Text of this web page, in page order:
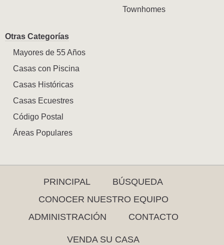
Townhomes
Otras Categorías
Mayores de 55 Años
Casas con Piscina
Casas Históricas
Casas Ecuestres
Código Postal
Áreas Populares
PRINCIPAL
BÚSQUEDA
CONOCER NUESTRO EQUIPO
ADMINISTRACIÓN
CONTACTO
VENDA SU CASA